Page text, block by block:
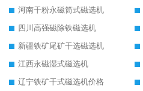
河南干粉永磁筒式磁选机
四川高强磁除铁磁选机
新疆铁矿尾矿干选磁选机
江西永磁湿式磁选机
辽宁铁矿干式磁选机价格